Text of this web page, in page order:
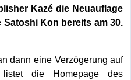
Kazé die Neuauflage
Kon bereits am 30.
dann eine Verzögerung auf
die Homepage des